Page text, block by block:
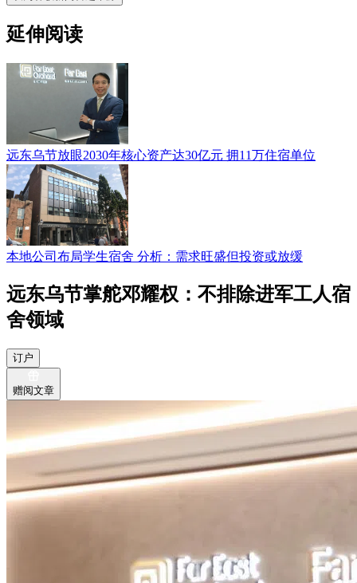
延伸阅读
远东乌节放眼2030年核心资产达30亿元 拥11万住宿单位
本地公司布局学生宿舍 分析：需求旺盛但投资或放缓
远东乌节掌舵邓耀权：不排除进军工人宿
舍领域
订户
赠阅文章